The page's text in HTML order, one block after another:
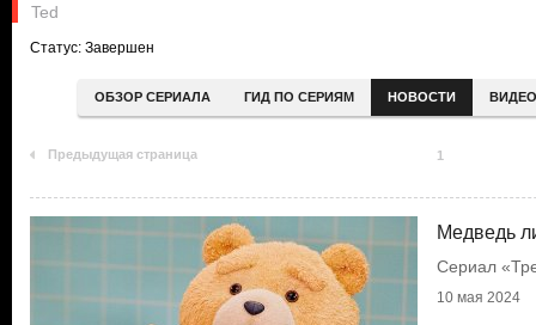
Ted
Статус: Завершен
ОБЗОР СЕРИАЛА ГИД ПО СЕРИЯМ НОВОСТИ ВИДЕО
Предыдущая страница 1
Медведь
Сериал
10 мая 2024